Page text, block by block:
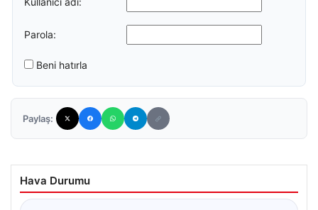
Parola:
Beni hatırla
Paylaş:
Hava Durumu